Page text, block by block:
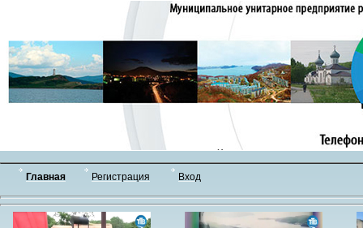
Главная Регистрация Вход